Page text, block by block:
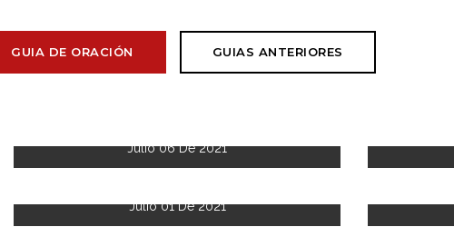
GUIA DE ORACIÓN GUIAS ANTERIORES
Julio 06 De 2021
Julio 01 De 2021